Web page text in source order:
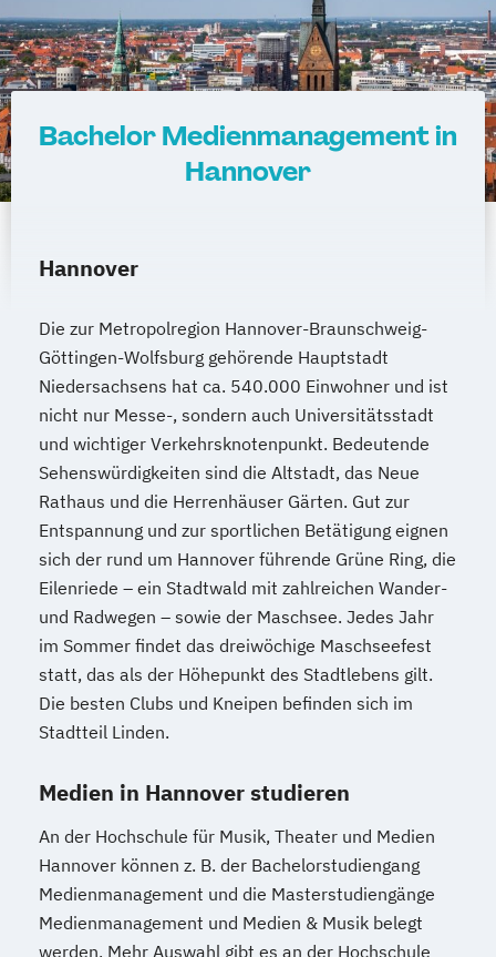
Bachelor Medienmanagement in
Hannover
Hannover
Die zur Metropolregion Hannover-Braunschweig-
Göttingen-Wolfsburg gehörende Hauptstadt
Niedersachsens hat ca. 540.000 Einwohner und ist
nicht nur Messe-, sondern auch Universitätsstadt
und wichtiger Verkehrsknotenpunkt. Bedeutende
Sehenswürdigkeiten sind die Altstadt, das Neue
Rathaus und die Herrenhäuser Gärten. Gut zur
Entspannung und zur sportlichen Betätigung eignen
sich der rund um Hannover führende Grüne Ring, die
Eilenriede – ein Stadtwald mit zahlreichen Wander-
und Radwegen – sowie der Maschsee. Jedes Jahr
im Sommer findet das dreiwöchige Maschseefest
statt, das als der Höhepunkt des Stadtlebens gilt.
Die besten Clubs und Kneipen befinden sich im
Stadtteil Linden.
Medien in Hannover studieren
An der Hochschule für Musik, Theater und Medien
Hannover können z. B. der Bachelorstudiengang
Medienmanagement und die Masterstudiengänge
Medienmanagement und Medien & Musik belegt
werden. Mehr Auswahl gibt es an der Hochschule